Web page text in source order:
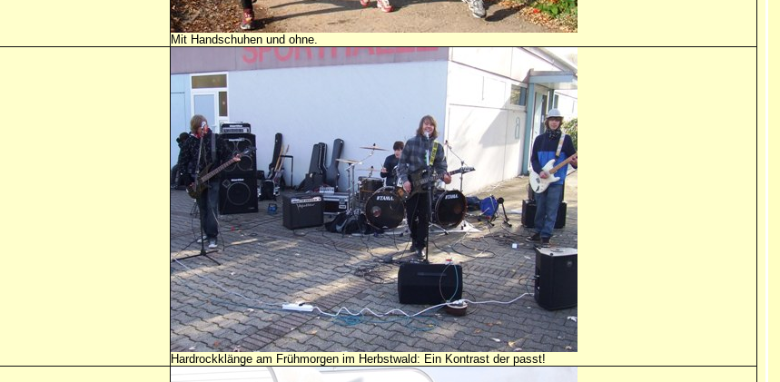
Mit Handschuhen und ohne.
Hardrockklänge am Frühmorgen im Herbstwald: Ein Kontrast der passt!